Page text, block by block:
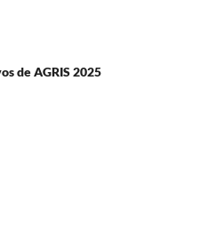
de AGRIS 2025